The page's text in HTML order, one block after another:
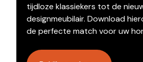
tijdloze klassiekers tot de
designmeubilair. Download
de perfecte match voor uw